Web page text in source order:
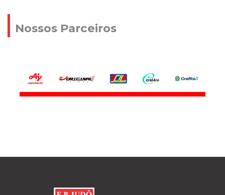
Nossos Parceiros